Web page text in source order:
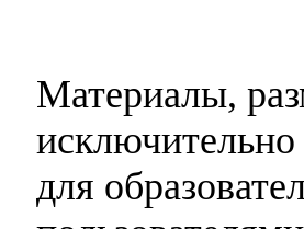
Материалы,
для